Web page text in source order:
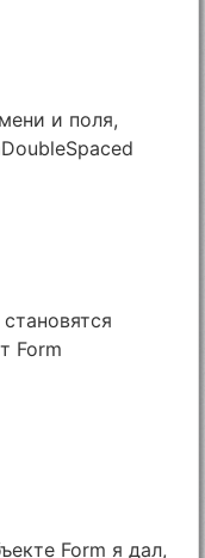
и поля,
Form
Form я дал,